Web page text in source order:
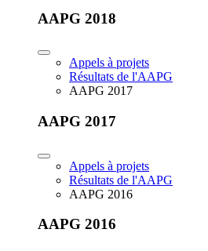
AAPG 2018
Appels à projets
Résultats de l'AAPG
AAPG 2017
AAPG 2017
Appels à projets
Résultats de l'AAPG
AAPG 2016
AAPG 2016